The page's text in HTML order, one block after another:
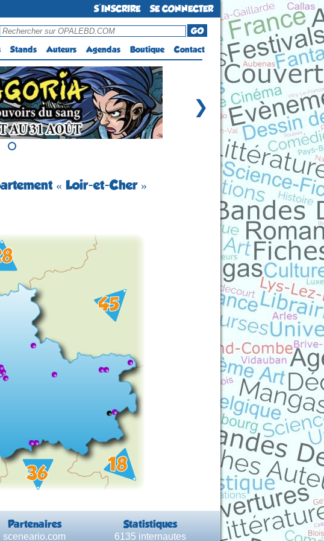
S'INSCRIRE
SE CONNECTER
GO
Stands Auteurs Agendas Boutique Contact
❯
« Loir-et-Cher »
Partenaires Statistiques
sceneario.com 6135 internautes